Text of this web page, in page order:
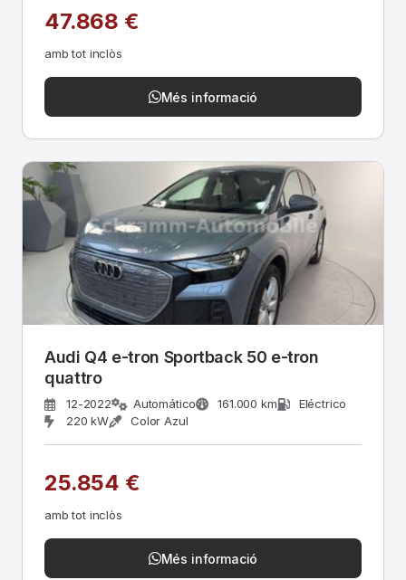
47.868 €
amb tot inclòs
Més informació
Audi Q4 e-tron Sportback 50 e-tron
quattro
12-2022 Automático 161.000 km
Eléctrico
220 kW
Color Azul
25.854 €
amb tot inclòs
Més informació